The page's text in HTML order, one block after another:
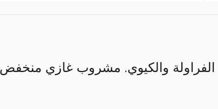
الفراولة والكيوي. مشروب غازي منخفض